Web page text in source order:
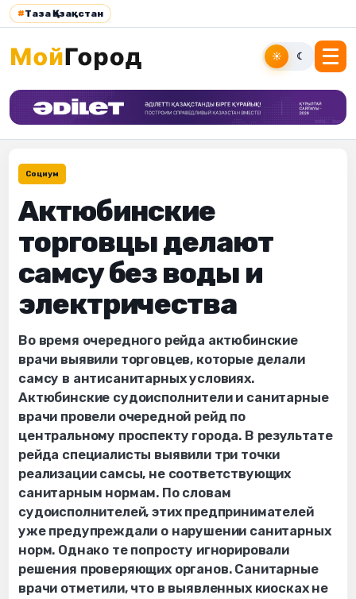
#Таза Қазақстан
☀ ☾
Социум
Актюбинские
торговцы делают
самсу без воды и
электричества
Во время очередного рейда актюбинские
врачи выявили торговцев, которые делали
самсу в антисанитарных условиях.
Актюбинские судоисполнители и санитарные
врачи провели очередной рейд по
центральному проспекту города. В результате
рейда специалисты выявили три точки
реализации самсы, не соответствующих
санитарным нормам. По словам
судоисполнителей, этих предпринимателей
уже предупреждали о нарушении санитарных
норм. Однако те попросту игнорировали
решения проверяющих органов. Санитарные
врачи отметили, что в выявленных киосках не